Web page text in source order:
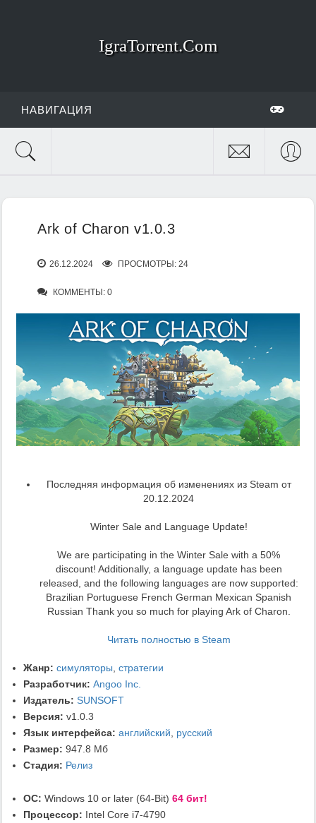
IgraTorrent.Com
НАВИГАЦИЯ
Ark of Charon v1.0.3
26.12.2024 ПРОСМОТРЫ: 24
КОММЕНТЫ: 0
Последняя информация об изменениях из Steam от
20.12.2024
Winter Sale and Language Update!
We are participating in the Winter Sale with a 50%
discount! Additionally, a language update has been
released, and the following languages are now supported:
Brazilian Portuguese French German Mexican Spanish
Russian Thank you so much for playing Ark of Charon.
Читать полностью в Steam
Жанр: симуляторы стратегии
Разработчик: Angoo Inc.
Издатель: SUNSOFT
Версия: v1.0.3
Язык интерфейса: английский
русский
Размер: 947.8 Мб
Стадия: Релиз
ОС: Windows 10 or later (64-Bit) 64 бит!
Процессор: Intel Core i7-4790